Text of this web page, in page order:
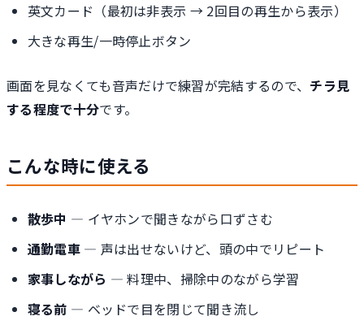
英文カード（最初は非表示 → 2回目の再生から表示）
大きな再生/一時停止ボタン
画面を見なくても音声だけで練習が完結するので、 チラ見
する程度で十分です。
こんな時に使える
散歩中 — イヤホンで聞きながら口ずさむ
通勤電車— 声は出せないけど、頭の中でリピート
家事しながら — 料理中、掃除中のながら学習
寝る前 — ベッドで目を閉じて聞き流し